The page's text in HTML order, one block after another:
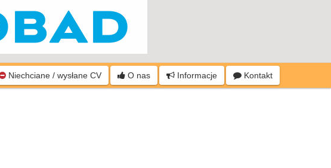
Niechciane / wysłane CV O nas Informacje Kontakt